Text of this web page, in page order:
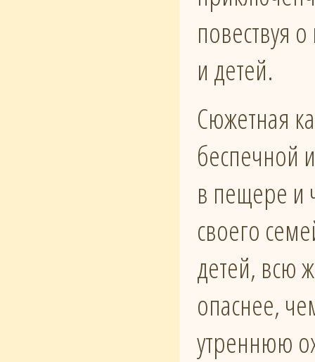
повествуя
и детей.
Сюжетная
беспечной
в пещере и
своего
детей, всю
опаснее,
утреннюю